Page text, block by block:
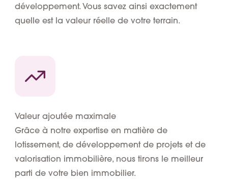
développement. Vous savez ainsi exactement
quelle est la valeur réelle de votre terrain.
Valeur ajoutée maximale
Grâce à notre expertise en matière de
lotissement, de développement de projets et de
valorisation immobilière, nous tirons le meilleur
parti de votre bien immobilier.